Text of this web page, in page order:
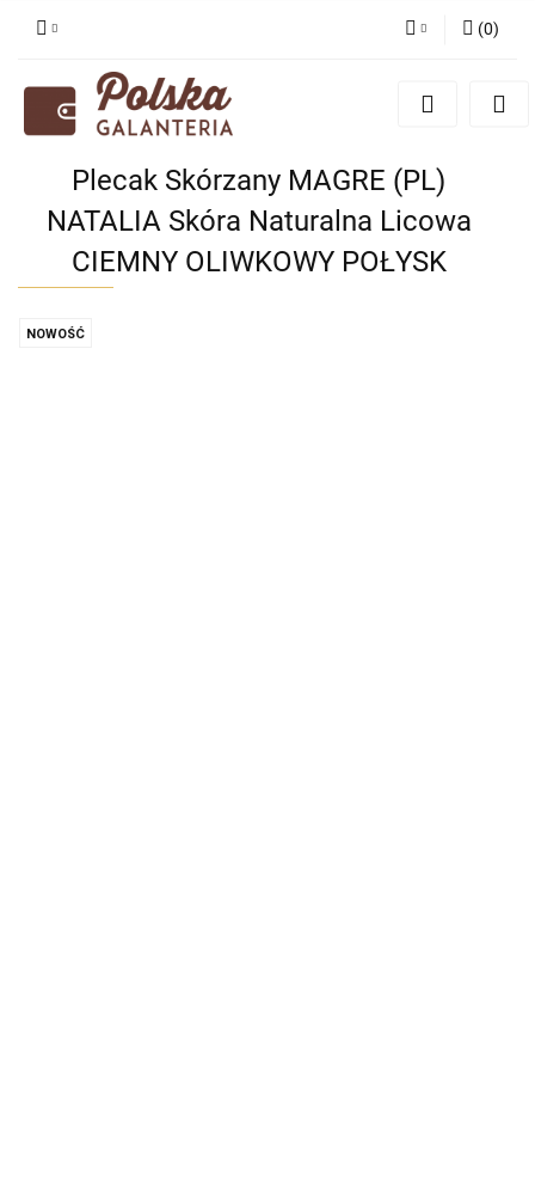
Zaloguj się
Zgody cookies
(0)
Plecak Skórzany MAGRE (PL)
NATALIA Skóra Naturalna Licowa
CIEMNY OLIWKOWY POŁYSK
NOWOŚĆ